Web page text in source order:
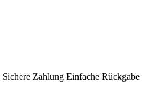
Sichere Zahlung Einfache Rückgabe